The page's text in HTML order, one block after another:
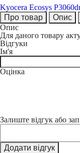
Kyocera Ecosys
Про товар
Опис
Опис
Для даного товару
Відгуки
Ім'я
Оцінка
Залиште відгук або
Додати відгук